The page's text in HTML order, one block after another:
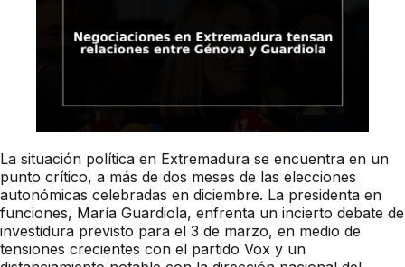
La situación política en Extremadura se encuentra en un
punto crítico, a más de dos meses de las elecciones
autonómicas celebradas en diciembre. La presidenta en
funciones, María Guardiola, enfrenta un incierto debate de
investidura previsto para el 3 de marzo, en medio de
tensiones crecientes con el partido Vox y un